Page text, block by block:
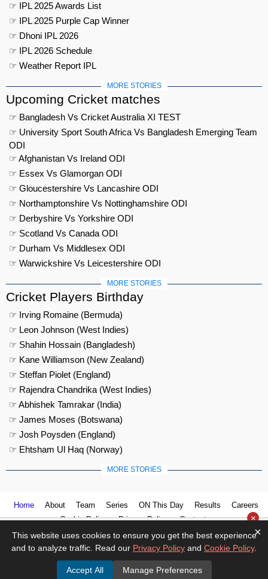
☞ IPL 2025 Awards List
☞ IPL 2025 Purple Cap Winner
☞ Dhoni IPL 2026
☞ IPL 2026 Schedule
☞ Weather Report IPL
MORE STORIES
Upcoming Cricket matches
☞ Bangladesh Vs Cricket Australia XI TEST
☞ University Sport South Africa Vs Bangladesh Emerging Team
ODI
☞ Afghanistan Vs Ireland ODI
☞ Essex Vs Glamorgan ODI
☞ Gloucestershire Vs Lancashire ODI
☞ Northamptonshire Vs Nottinghamshire ODI
☞ Derbyshire Vs Yorkshire ODI
☞ Scotland Vs Canada ODI
☞ Durham Vs Middlesex ODI
☞ Warwickshire Vs Leicestershire ODI
MORE STORIES
Cricket Players Birthday
☞ Irving Romaine (Bermuda)
☞ Leon Johnson (West Indies)
☞ Shahin Hossain (Bangladesh)
☞ Kane Williamson (New Zealand)
☞ Steffan Piolet (England)
☞ Rajendra Chandrika (West Indies)
☞ Abhishek Tamrakar (India)
☞ James Moses (Botswana)
☞ Josh Poysden (England)
☞ Ehtsham Ul Haq (Norway)
MORE STORIES
Home About Team Series ON This Day Results
Careers
Cookie Policy
Privacy Policy Contact us
© 2026Cricket
×
×
This website uses cookies to ensure you get the best experience
and to analyze traffic. Read our Privacy Policy and Cookie Policy.
Accept All Manage Preferences